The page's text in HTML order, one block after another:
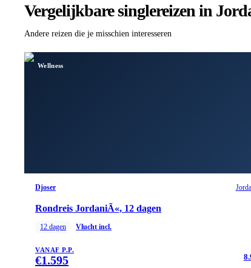
Vergelijkbare singlereizen in
Andere reizen die je misschien interesseren
Wellness
Djoser
Rondreis JordaniÃ«, 12 dagen
12 dagen Vlucht incl.
VANAF P.P.
€1.595